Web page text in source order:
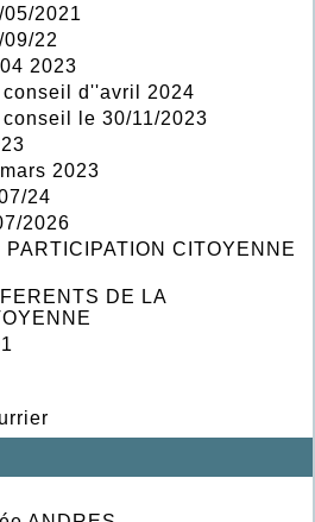
2021
22
2023
d''avril 2024
le 30/11/2023
2023
24
2026
CITOYENNE
DE LA